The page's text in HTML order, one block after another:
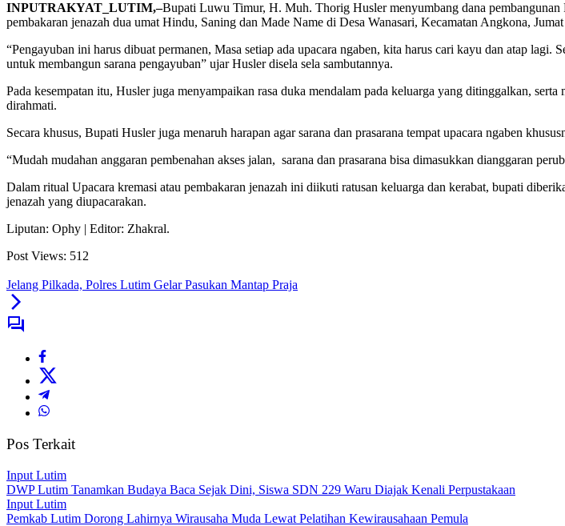
INPUTRAKYAT_LUTIM,–Bupati Luwu Timur, H. Muh. Thorig Husler menyumbang dana pembangunan
pembakaran jenazah dua umat Hindu, Saning dan Made Name di Desa Wanasari, Kecamatan Angkona,
“Pengayuban ini harus dibuat permanen, Masa setiap ada upacara ngaben, kita harus cari kayu dan atap
untuk membangun sarana pengayuban” ujar Husler disela sela sambutannya.
Pada kesempatan itu, Husler juga menyampaikan rasa duka mendalam pada keluarga yang ditinggalkan,
dirahmati.
Secara khusus, Bupati Husler juga menaruh harapan agar sarana dan prasarana tempat upacara ngaben
“Mudah mudahan anggaran pembenahan akses jalan, sarana dan prasarana bisa dimasukkan dianggaran
Dalam ritual Upacara kremasi atau pembakaran jenazah ini diikuti ratusan keluarga dan kerabat, bupati
jenazah yang diupacarakan.
Liputan: Ophy | Editor: Zhakral.
Post Views: 512
Jelang Pilkada, Polres Lutim Gelar Pasukan Mantap Praja
Pos Terkait
Input Lutim
DWP Lutim Tanamkan Budaya Baca Sejak Dini, Siswa SDN 229 Waru Diajak Kenali Perpustakaan
Input Lutim
Pemkab Lutim Dorong Lahirnya Wirausaha Muda Lewat Pelatihan Kewirausahaan Pemula